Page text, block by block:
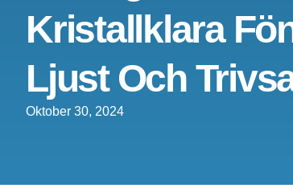
Kristallklara
Ljust Och
Oktober 30, 2024